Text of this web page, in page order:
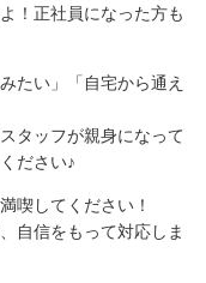
！正社員になった方も
たい」「自宅から通え
タッフが親身になって
ださい♪
喫してください！
自信をもって対応しま